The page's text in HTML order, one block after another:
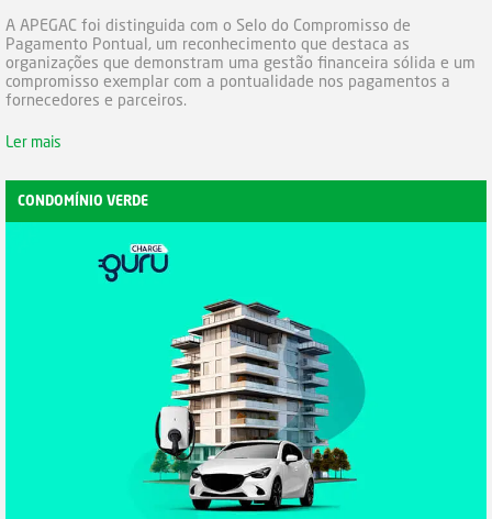
A APEGAC foi distinguida com o Selo do Compromisso de
Pagamento Pontual, um reconhecimento que destaca as
organizações que demonstram uma gestão financeira sólida e um
compromisso exemplar com a pontualidade nos pagamentos a
fornecedores e parceiros.
Ler mais
CONDOMÍNIO VERDE